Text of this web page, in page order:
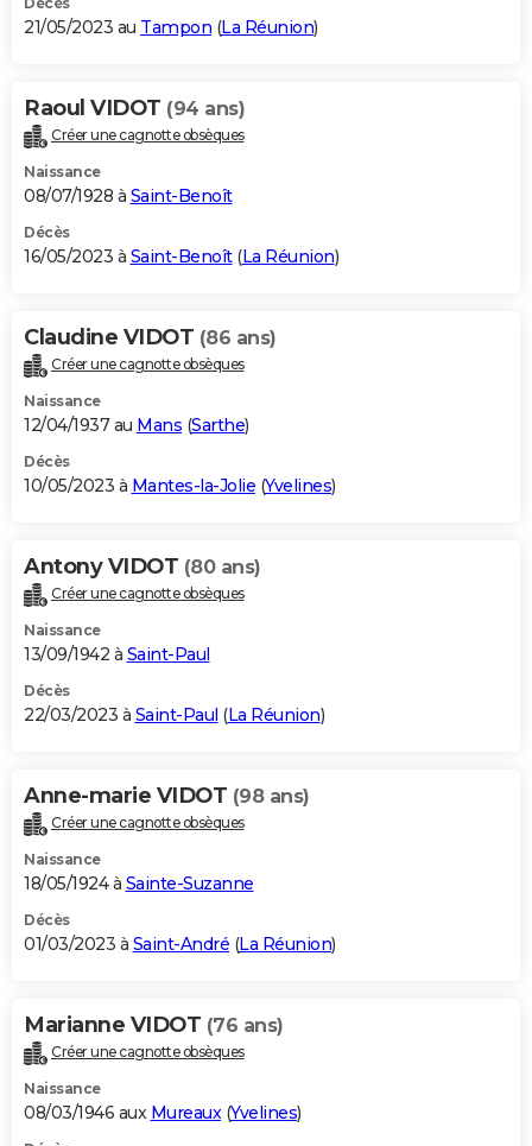
21/05/2023 au Tampon (La Réunion)
Raoul VIDOT (94 ans)
Créer une cagnotte obsèques
Naissance
08/07/1928 à Saint-Benoît
Décès
16/05/2023 à Saint-Benoît(La Réunion)
Claudine VIDOT (86 ans)
Créer une cagnotte obsèques
Naissance
12/04/1937 au Mans (Sarthe)
Décès
10/05/2023 à Mantes-la-Jolie (Yvelines)
Antony VIDOT (80 ans)
Créer une cagnotte obsèques
Naissance
13/09/1942 à Saint-Paul
Décès
22/03/2023 à Saint-Paul (La Réunion)
Anne-marie VIDOT (98 ans)
Créer une cagnotte obsèques
Naissance
18/05/1924 à Sainte-Suzanne
Décès
01/03/2023 à Saint-André (La Réunion)
Marianne VIDOT (76 ans)
Créer une cagnotte obsèques
Naissance
08/03/1946 aux Mureaux(Yvelines)